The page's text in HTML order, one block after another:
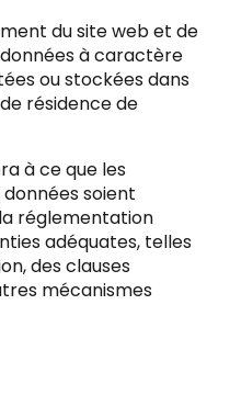
du site web et de
à caractère
ou stockées dans
résidence de
à ce que les
soient
réglementation
adéquates, telles
des clauses
mécanismes